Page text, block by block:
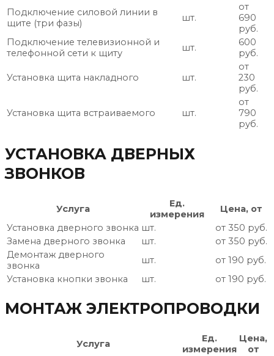
Подключение силовой линии в
щите (три фазы)
шт.
от
690
руб.
Подключение телевизионной и
телефонной сети к щиту
шт.
600
руб.
Установка щита накладного шт.
от
230
руб.
Установка щита встраиваемого шт.
от
790
руб.
УСТАНОВКА ДВЕРНЫХ
ЗВОНКОВ
Услуга
Ед.
измерения
Цена, от
Установка дверного звонка шт.
от 350 руб.
Замена дверного звонка
шт.
от 350 руб.
Демонтаж дверного
звонка
шт.
от 190 руб.
Установка кнопки звонка
шт. от 190 руб.
МОНТАЖ ЭЛЕКТРОПРОВОДКИ
Услуга
Ед.
измерения
Цена,
от